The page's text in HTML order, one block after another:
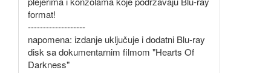
format!
-------------------
napomena: izdanje uključuje i dodatni Blu-ray
disk sa dokumentarnim filmom "Hearts Of
Darkness"